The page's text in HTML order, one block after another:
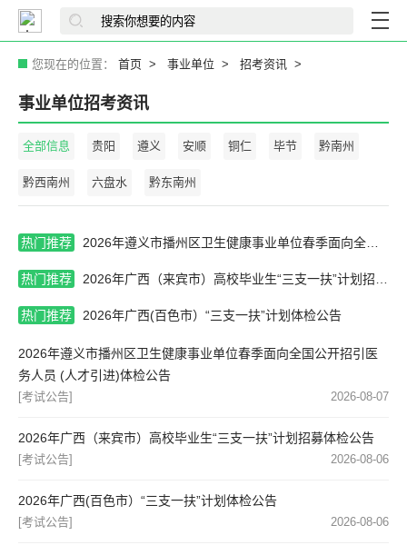
您现在的位置： 首页 事业单位 招考资讯
事业单位招考资讯
全部信息 贵阳 遵义 安顺 铜仁 毕节 黔南州
黔西南州 六盘水 黔东南州
热门推荐 2026年遵义市播州区卫生健康事业单位春季面向全国公开招引医务人员 (人才引进)体检公告
热门推荐 2026年广西（来宾市）高校毕业生“三支一扶”计划招募体检公告
热门推荐 2026年广西(百色市）“三支一扶”计划体检公告
[考试公告]
2026年遵义市播州区卫生健康事业单位春季面向全国公开招引医
务人员 (人才引进)体检公告
2026-08-07
[考试公告]
2026年广西（来宾市）高校毕业生“三支一扶”计划招募体检公告
2026-08-06
[考试公告]
2026年广西(百色市）“三支一扶”计划体检公告
2026-08-06